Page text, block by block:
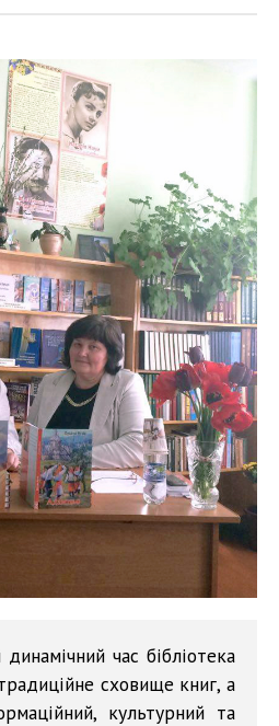
час бібліотека
сховище книг, а
культурний та